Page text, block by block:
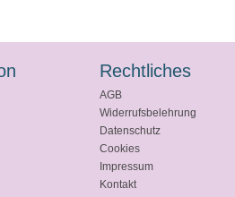
Rechtliches
AGB
Widerrufsbelehrung
Datenschutz
Cookies
Impressum
Kontakt